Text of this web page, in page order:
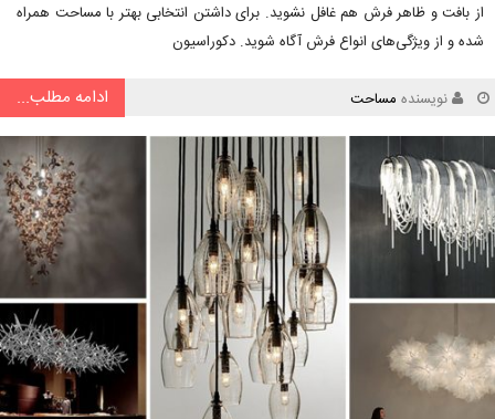
از بافت و ظاهر فرش هم غافل نشوید. برای داشتن انتخابی بهتر با مساحت همراه
شده و از ویژگی‌های انواع فرش آگاه شوید. دکوراسیون
نویسنده مساحت ادامه مطلب...